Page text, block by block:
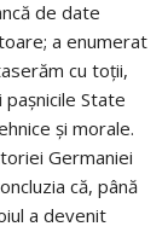
de date
a enumerat
cu toţii,
State
şi morale.
Germaniei
că, până
a devenit